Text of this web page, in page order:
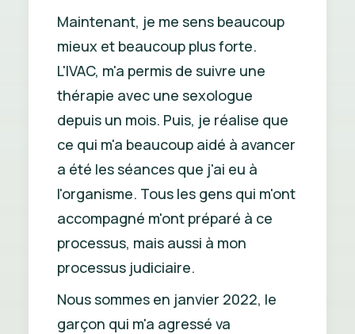
Maintenant, je me sens beaucoup
mieux et beaucoup plus forte.
L'IVAC, m'a permis de suivre une
thérapie avec une sexologue
depuis un mois. Puis, je réalise que
ce qui m'a beaucoup aidé à avancer
a été les séances que j'ai eu à
l'organisme. Tous les gens qui m'ont
accompagné m'ont préparé à ce
processus, mais aussi à mon
processus judiciaire.
Nous sommes en janvier 2022, le
garçon qui m'a agressé va